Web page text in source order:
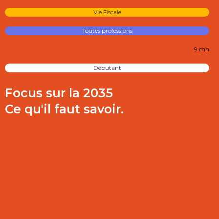
Vie Fiscale
Toutes professions
9 mn
Débutant
Focus sur la 2035
Ce qu'il faut savoir.